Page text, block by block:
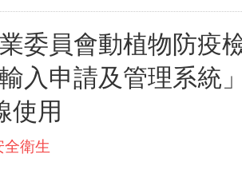
委員會動植物防疫
入申請及管理系統
使用
全衛生